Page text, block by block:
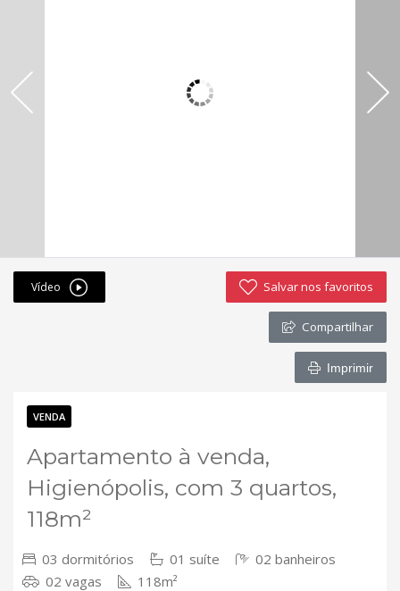
Hotsites
whatsapp
ANUCIE SEU IMOVEL CONOSCO
Contato
Vídeo Salvar nos favoritos
Compartilhar
Imprimir
VENDA
Apartamento à venda,
Higienópolis, com 3 quartos,
118m²
03 dormitórios 01 suíte
02 banheiros
02 vagas
118m²